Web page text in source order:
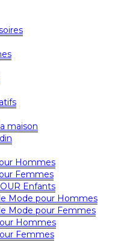
maison
Hommes
Femmes
Enfants
Mode pour Hommes
Mode pour Femmes
Hommes
Femmes